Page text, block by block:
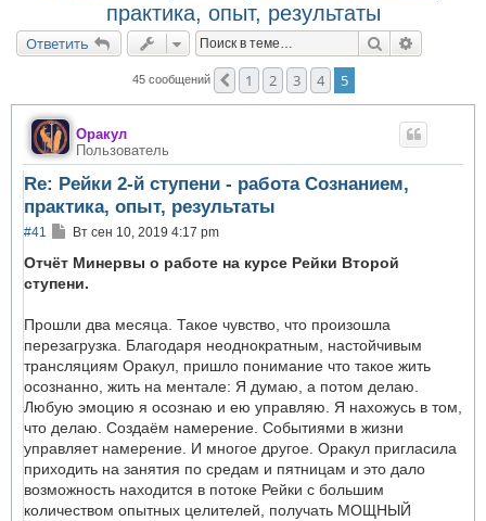
практика, опыт, результаты
Ответить Поиск
45 сообщений Пред.
1 2 3 4 5
Оракул
Пользователь
Re: Рейки 2-й ступени - работа Сознанием,
практика, опыт, результаты
#41
С
о
щ
н
е
Вт сен 10, 2019 4:17 pm
Отчёт Минервы о работе на курсе Рейки Второй
ступени.
Прошли два месяца. Такое чувство, что произошла
перезагрузка. Благодаря неоднократным, настойчивым
трансляциям Оракул, пришло понимание что такое жить
осознанно, жить на ментале: Я думаю, а потом делаю.
Любую эмоцию я осознаю и ею управляю. Я нахожусь в том,
что делаю. Создаём намерение. Событиями в жизни
управляет намерение. И многое другое. Оракул пригласила
приходить на занятия по средам и пятницам и это дало
возможность находится в потоке Рейки с большим
количеством опытных целителей, получать МОЩНЫЙ